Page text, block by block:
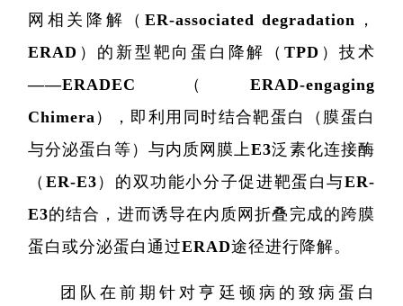
网相关降解（ER-associated degradation，
ERAD）的新型靶向蛋白降解（TPD）技术
——ERADEC（ERAD-engaging
Chimera），即利用同时结合靶蛋白（膜蛋白
与分泌蛋白等）与内质网膜上E3泛素化连接酶
（ER-E3）的双功能小分子促进靶蛋白与ER-
E3的结合，进而诱导在内质网折叠完成的跨膜
蛋白或分泌蛋白通过ERAD途径进行降解。
团队在前期针对亨廷顿病的致病蛋白